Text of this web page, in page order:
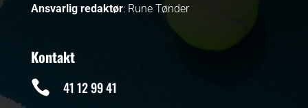
Ansvarlig redaktør: Rune Tønder
Kontakt
 41 12 99 41